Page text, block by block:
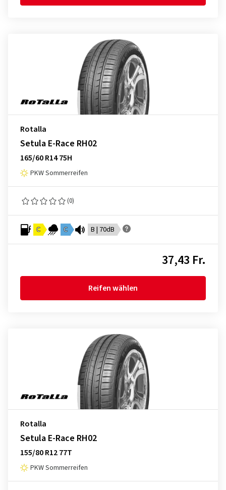
Rotalla
Setula E-Race RH02
165/60 R14 75H
PKW Sommerreifen
(0)
C C B | 70dB
37,43 Fr.
Reifen wählen
Rotalla
Setula E-Race RH02
155/80 R12 77T
PKW Sommerreifen